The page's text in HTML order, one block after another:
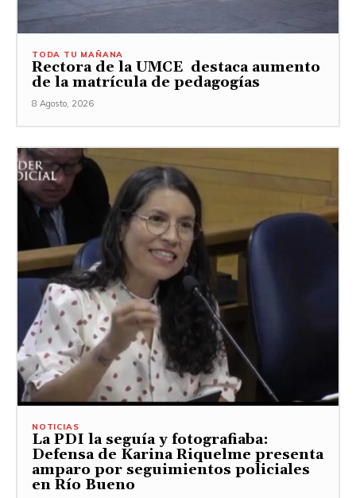
TODA TU MAÑANA
Rectora de la UMCE destaca aumento
de la matrícula de pedagogías
8 Agosto, 2026
NOTICIAS
La PDI la seguía y fotografiaba:
Defensa de Karina Riquelme presenta
amparo por seguimientos policiales
en Río Bueno